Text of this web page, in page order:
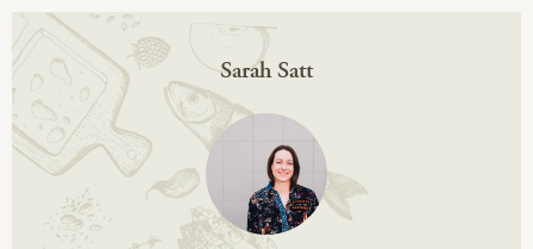
Sarah Satt